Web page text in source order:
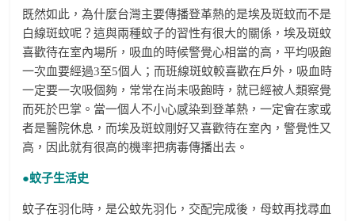
既然如此，為什麼台灣主要傳播登革熱的是埃及斑蚊而不是
白線斑蚊呢？這與兩種蚊子的習性有很大的關係，埃及斑蚊
喜歡待在室內場所，吸血的時候警覺心相當的高，平均吸飽
一次血要經過3至5個人；而班線斑蚊較喜歡在戶外，吸血時
一定要一次吸個夠，常常在尚未吸飽時，就已經被人類察覺
而死於巴掌。當一個人不小心感染到登革熱，一定會在家或
者是醫院休息，而埃及斑蚊剛好又喜歡待在室內，警覺性又
高，因此就有很高的機率把病毒傳播出去。
●蚊子生活史
蚊子在羽化時，是公蚊先羽化，交配完成後，母蚊再找尋血